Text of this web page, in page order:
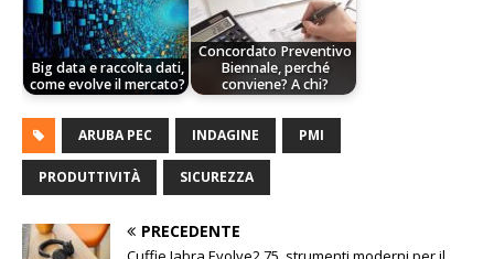
Big data e raccolta dati,
come evolve il mercato?
Concordato Preventivo
Biennale, perché
conviene? A chi?
ARUBA PEC INDAGINE PMI
PRODUTTIVITÀ SICUREZZA
PRECEDENTE